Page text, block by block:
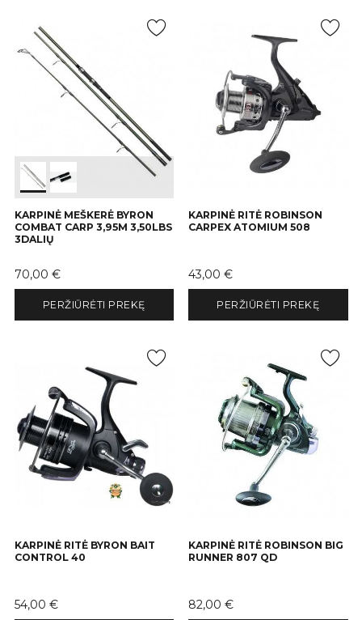
KARPINĖ MEŠKERĖ BYRON
COMBAT CARP 3,95M 3,50LBS
3DALIŲ
Kaina
70,00 €
PERŽIŪRĖTI PREKĘ
KARPINĖ RITĖ ROBINSON
CARPEX ATOMIUM 508
Kaina
43,00 €
PERŽIŪRĖTI PREKĘ
KARPINĖ RITĖ BYRON BAIT
CONTROL 40
Kaina
54,00 €
KARPINĖ RITĖ ROBINSON BIG
RUNNER 807 QD
Kaina
82,00 €